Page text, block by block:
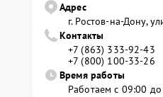
Адрес
г. Ростов-на-Дону,
Контакты
+7 (863) 333-92-43
+7 (800) 100-33-26
Время работы
Работаем с 09:00